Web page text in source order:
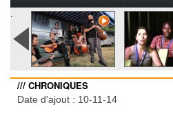
.
/// CHRONIQUES
Date d'ajout : 10-11-14